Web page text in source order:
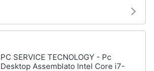
PC SERVICE TECNOLOGY - Pc
Desktop Assemblato Intel Core i7-